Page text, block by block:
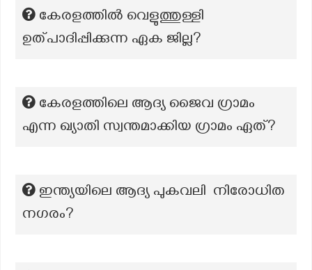
കേരളത്തിൽ വെളുത്തുള്ളി
ഉത്പാദിപ്പിക്കുന്ന ഏക ജില്ല?
കേരളത്തിലെ ആദ്യ ജൈവ ഗ്രാമം
എന്ന ഖ്യാതി സ്വന്തമാക്കിയ ഗ്രാമം ഏത്?
ഇന്ത്യയിലെ ആദ്യ പുകവലി നിരോധിത
നഗരം?